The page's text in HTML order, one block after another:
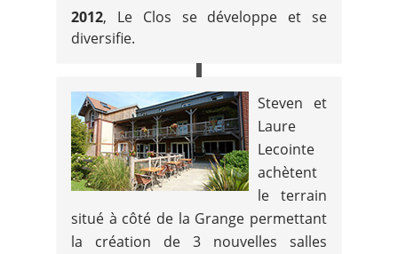
2012, Le Clos se développe et se
diversifie.
Steven et
Laure
Lecointe
achètent
le terrain
situé à côté de la Grange permettant
la création de 3 nouvelles salles